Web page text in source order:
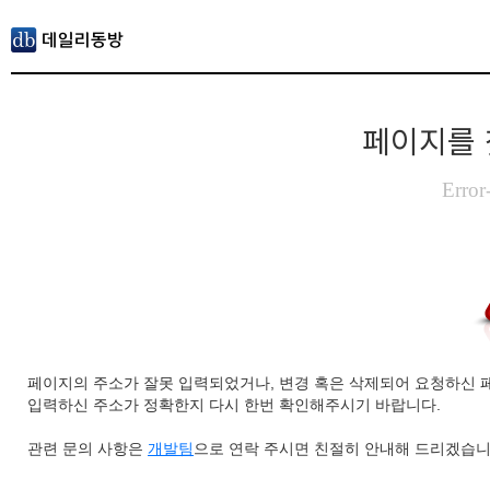
페이지를
페이지의 주소가 잘못 입력되었거나, 변경 혹은 삭제되어 요청하신
입력하신 주소가 정확한지 다시 한번 확인해주시기 바랍니다.
관련 문의 사항은 개발팀 으로 연락 주시면 친절히 안내해 드리겠습